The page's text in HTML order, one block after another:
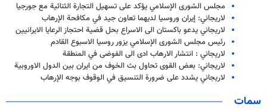
مجلس الشورى الإسلامي يؤكد على تسهيل التجارة الثنائية مع جورجيا
لاريجاني: إيران وروسيا لديهما تعاون جيد في مكافحة الإرهاب
لاريجاني يدعو باكستان الى الاسراع بحل قضية احتجاز الرعايا الايرانيين
رئيس مجلس الشورى الإسلامي يزور روسيا الاسبوع القادم
لاريجاني : انتشار الارهاب ادى الى الفوضى في المنطقة
لاريجاني: بعض القوى تحاول بث الخوف من ايران بين الدول الاوروبية
لاريجاني يشدد على ضرورة التنسيق في الوقوف بوجه الإرهاب
سمات